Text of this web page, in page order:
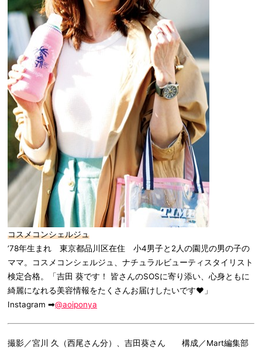
コスメコンシェルジュ
’78年生まれ 東京都品川区在住 小4男子と2人の園児の男の子の
ママ。コスメコンシェルジュ、ナチュラルビューティスタイリスト
検定合格。「吉田 葵です！ 皆さんのSOSに寄り添い、心身ともに
綺麗になれる美容情報をたくさんお届けしたいです♥」
Instagram ➡@aoiponya
撮影／宮川 久（西尾さん分）、吉田葵さん 構成／Mart編集部